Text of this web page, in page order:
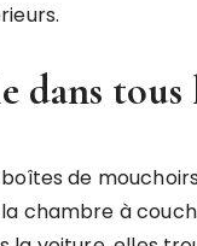
dans tous
de
chambre à